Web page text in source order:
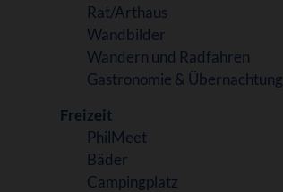
Rat/Arthaus
Wandbilder
Wandern und Radfahren
Gastronomie & Übernachtung
Freizeit
PhilMeet
Bäder
Campingplatz